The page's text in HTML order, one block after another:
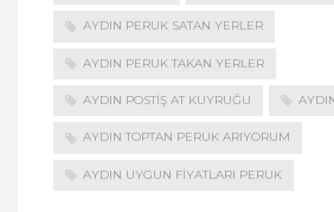
AYDIN PERUK SATAN YERLER
AYDIN PERUK TAKAN YERLER
AYDIN POSTIŞ AT KUYRUĞU
AYDIN TOPTAN PERUK ARIYORUM
AYDIN UYGUN FIYATLARI PERUK